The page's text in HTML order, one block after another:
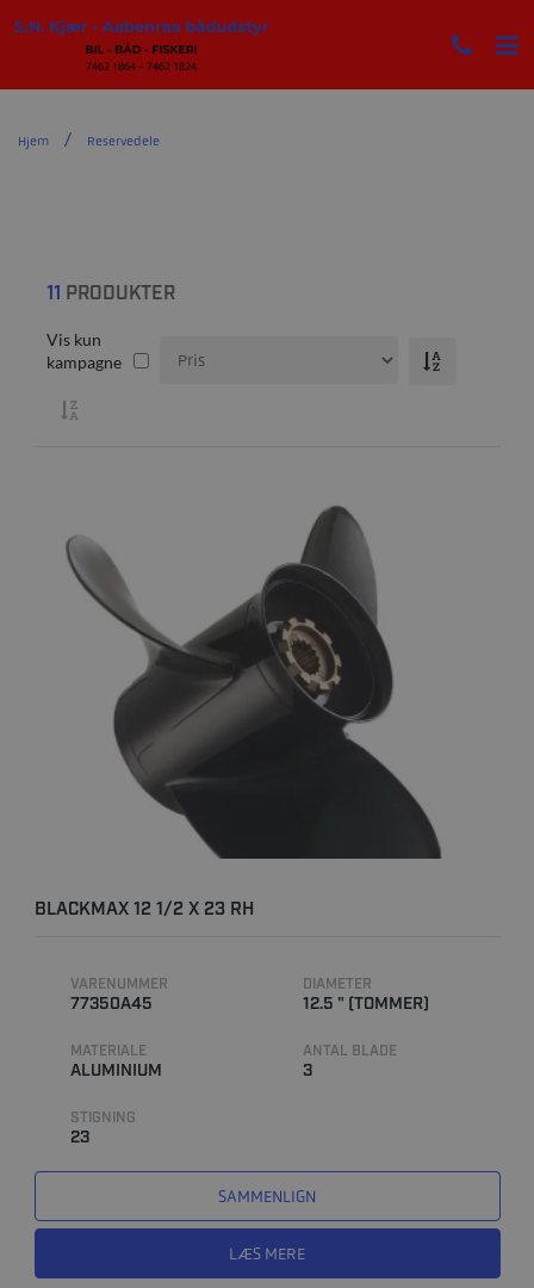
Hjem Reservedele
11 PRODUKTER
Vis kun
kampagne
BLACKMAX 12 1/2 X 23 RH
VARENUMMER
77350A45
DIAMETER
12.5 " (TOMMER)
MATERIALE
ALUMINIUM
ANTAL BLADE
3
STIGNING
23
SAMMENLIGN
LÆS MERE